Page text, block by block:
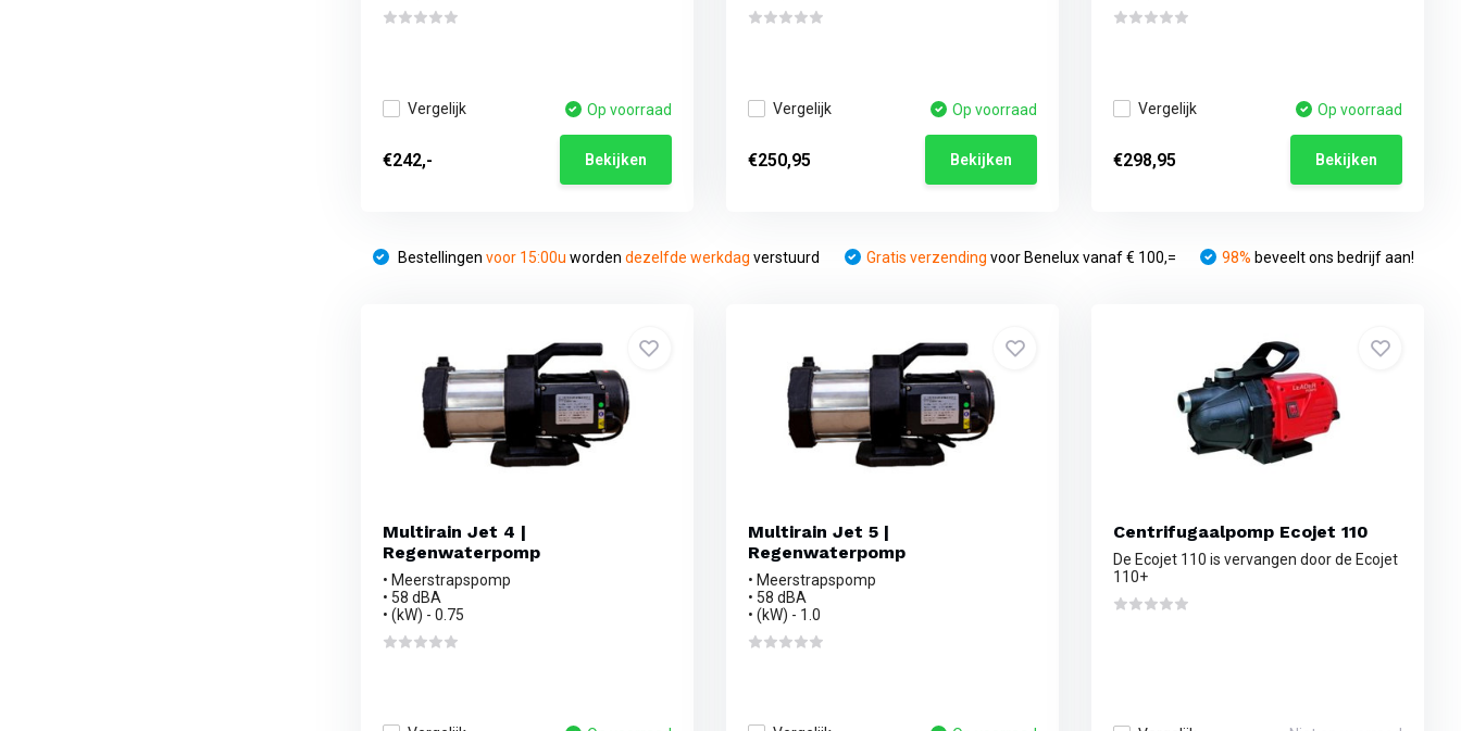
Vergelijk Op voorraad
€242,- Bekijken
Vergelijk Op voorraad
€250,95 Bekijken
Vergelijk Op voorraad
€298,95 Bekijken
Bestellingen voor 15:00u worden dezelfde werkdag verstuurd Gratis verzending voor Benelux vanaf € 100,= 98% beveelt ons bedrijf aan!
Multirain Jet 4 |
Regenwaterpomp
• Meerstrapspomp
• 58 dBA
• (kW) - 0.75
Multirain Jet 5 |
Regenwaterpomp
• Meerstrapspomp
• 58 dBA
• (kW) - 1.0
Centrifugaalpomp Ecojet 110
De Ecojet 110 is vervangen door de Ecojet
110+